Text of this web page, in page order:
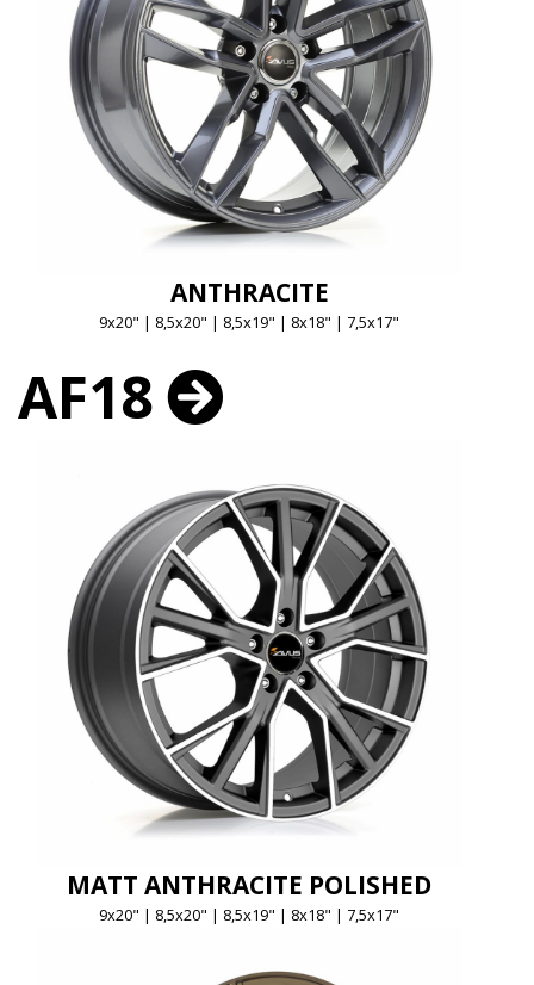
ANTHRACITE
9x20" | 8,5x20" | 8,5x19" | 8x18" | 7,5x17"
AF18
MATT ANTHRACITE POLISHED
9x20" | 8,5x20" | 8,5x19" | 8x18" | 7,5x17"